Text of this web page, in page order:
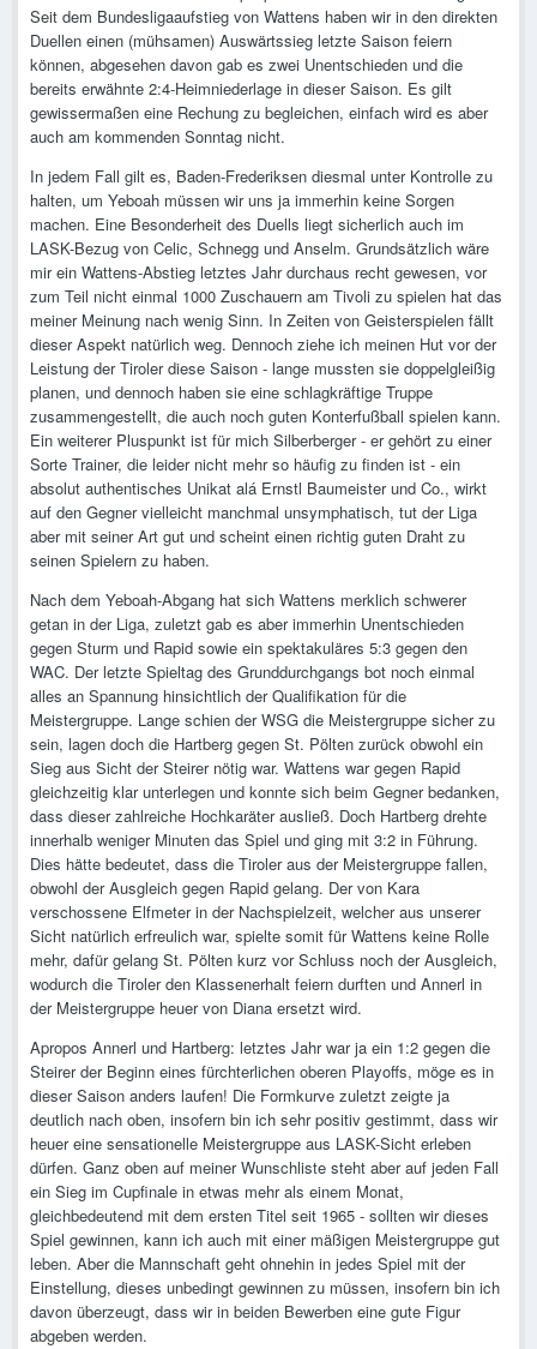
Seit dem Bundesligaaufstieg von Wattens haben wir in den direkten
Duellen einen (mühsamen) Auswärtssieg letzte Saison feiern
können, abgesehen davon gab es zwei Unentschieden und die
bereits erwähnte 2:4-Heimniederlage in dieser Saison. Es gilt
gewissermaßen eine Rechung zu begleichen, einfach wird es aber
auch am kommenden Sonntag nicht.
In jedem Fall gilt es, Baden-Frederiksen diesmal unter Kontrolle zu
halten, um Yeboah müssen wir uns ja immerhin keine Sorgen
machen. Eine Besonderheit des Duells liegt sicherlich auch im
LASK-Bezug von Celic, Schnegg und Anselm. Grundsätzlich wäre
mir ein Wattens-Abstieg letztes Jahr durchaus recht gewesen, vor
zum Teil nicht einmal 1000 Zuschauern am Tivoli zu spielen hat das
meiner Meinung nach wenig Sinn. In Zeiten von Geisterspielen fällt
dieser Aspekt natürlich weg. Dennoch ziehe ich meinen Hut vor der
Leistung der Tiroler diese Saison - lange mussten sie doppelgleißig
planen, und dennoch haben sie eine schlagkräftige Truppe
zusammengestellt, die auch noch guten Konterfußball spielen kann.
Ein weiterer Pluspunkt ist für mich Silberberger - er gehört zu einer
Sorte Trainer, die leider nicht mehr so häufig zu finden ist - ein
absolut authentisches Unikat alá Ernstl Baumeister und Co., wirkt
auf den Gegner vielleicht manchmal unsymphatisch, tut der Liga
aber mit seiner Art gut und scheint einen richtig guten Draht zu
seinen Spielern zu haben.
Nach dem Yeboah-Abgang hat sich Wattens merklich schwerer
getan in der Liga, zuletzt gab es aber immerhin Unentschieden
gegen Sturm und Rapid sowie ein spektakuläres 5:3 gegen den
WAC. Der letzte Spieltag des Grunddurchgangs bot noch einmal
alles an Spannung hinsichtlich der Qualifikation für die
Meistergruppe. Lange schien der WSG die Meistergruppe sicher zu
sein, lagen doch die Hartberg gegen St. Pölten zurück obwohl ein
Sieg aus Sicht der Steirer nötig war. Wattens war gegen Rapid
gleichzeitig klar unterlegen und konnte sich beim Gegner bedanken,
dass dieser zahlreiche Hochkaräter ausließ. Doch Hartberg drehte
innerhalb weniger Minuten das Spiel und ging mit 3:2 in Führung.
Dies hätte bedeutet, dass die Tiroler aus der Meistergruppe fallen,
obwohl der Ausgleich gegen Rapid gelang. Der von Kara
verschossene Elfmeter in der Nachspielzeit, welcher aus unserer
Sicht natürlich erfreulich war, spielte somit für Wattens keine Rolle
mehr, dafür gelang St. Pölten kurz vor Schluss noch der Ausgleich,
wodurch die Tiroler den Klassenerhalt feiern durften und Annerl in
der Meistergruppe heuer von Diana ersetzt wird.
Apropos Annerl und Hartberg: letztes Jahr war ja ein 1:2 gegen die
Steirer der Beginn eines fürchterlichen oberen Playoffs, möge es in
dieser Saison anders laufen! Die Formkurve zuletzt zeigte ja
deutlich nach oben, insofern bin ich sehr positiv gestimmt, dass wir
heuer eine sensationelle Meistergruppe aus LASK-Sicht erleben
dürfen. Ganz oben auf meiner Wunschliste steht aber auf jeden Fall
ein Sieg im Cupfinale in etwas mehr als einem Monat,
gleichbedeutend mit dem ersten Titel seit 1965 - sollten wir dieses
Spiel gewinnen, kann ich auch mit einer mäßigen Meistergruppe gut
leben. Aber die Mannschaft geht ohnehin in jedes Spiel mit der
Einstellung, dieses unbedingt gewinnen zu müssen, insofern bin ich
davon überzeugt, dass wir in beiden Bewerben eine gute Figur
abgeben werden.